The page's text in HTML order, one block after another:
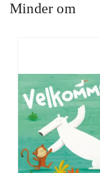
Minder om